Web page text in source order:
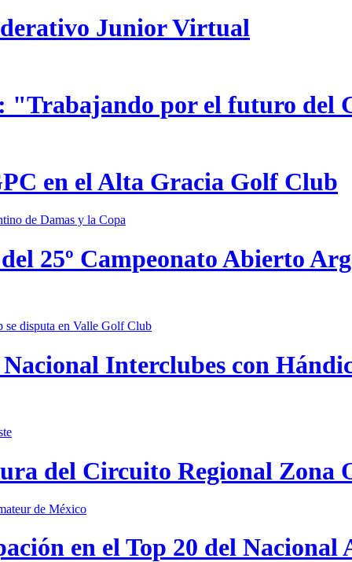
Junior Virtual
"Trabajando por el futuro del
en el Alta Gracia Golf Club
25º Campeonato Abierto
Interclubes con
del Circuito Regional Zona
en el Top 20 del Nacional